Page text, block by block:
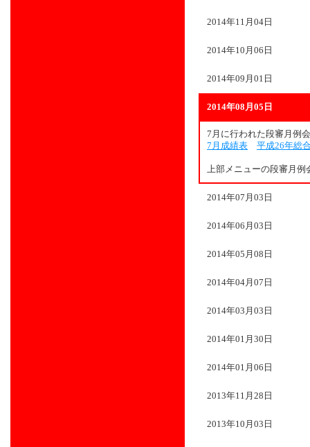
2014年11月04日
2014年10月06日
2014年09月01日
2014年08月05日
7月に行われた段審月例
7月成績表
平成26年総
上部メニューの段審月例
2014年07月03日
2014年06月03日
2014年05月08日
2014年04月07日
2014年03月03日
2014年01月30日
2014年01月06日
2013年11月28日
2013年10月03日